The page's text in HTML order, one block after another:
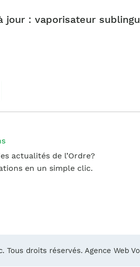
de matériel
Diplômés
Identité visuelle
jour : vaporisateur
actualités de l’Ordre?
en un simple clic.
Tous droits réservés. Agence Web